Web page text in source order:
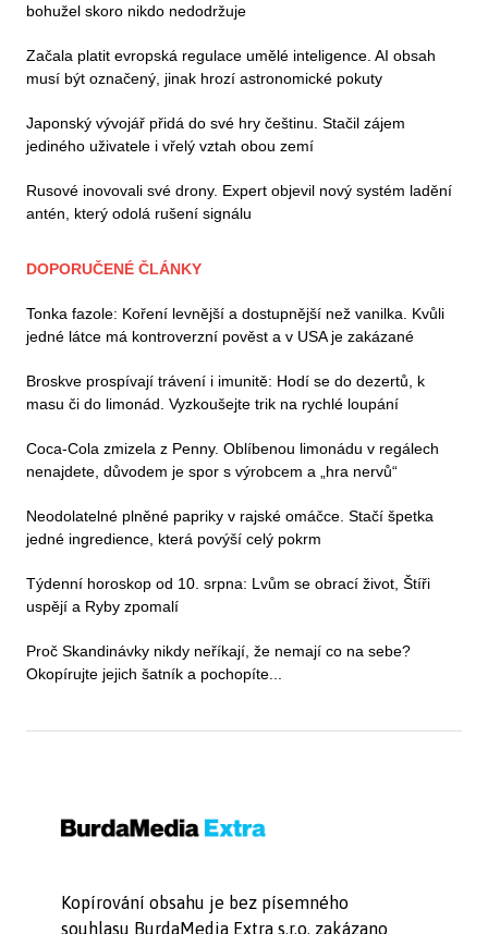
bohužel skoro nikdo nedodržuje
Začala platit evropská regulace umělé inteligence. AI obsah
musí být označený, jinak hrozí astronomické pokuty
Japonský vývojář přidá do své hry češtinu. Stačil zájem
jediného uživatele i vřelý vztah obou zemí
Rusové inovovali své drony. Expert objevil nový systém ladění
antén, který odolá rušení signálu
DOPORUČENÉ ČLÁNKY
Tonka fazole: Koření levnější a dostupnější než vanilka. Kvůli
jedné látce má kontroverzní pověst a v USA je zakázané
Broskve prospívají trávení i imunitě: Hodí se do dezertů, k
masu či do limonád. Vyzkoušejte trik na rychlé loupání
Coca-Cola zmizela z Penny. Oblíbenou limonádu v regálech
nenajdete, důvodem je spor s výrobcem a „hra nervů“
Neodolatelné plněné papriky v rajské omáčce. Stačí špetka
jedné ingredience, která povýší celý pokrm
Týdenní horoskop od 10. srpna: Lvům se obrací život, Štíři
uspějí a Ryby zpomalí
Proč Skandinávky nikdy neříkají, že nemají co na sebe?
Okopírujte jejich šatník a pochopíte...
Kopírování obsahu je bez písemného
souhlasu BurdaMedia Extra s.r.o. zakázano